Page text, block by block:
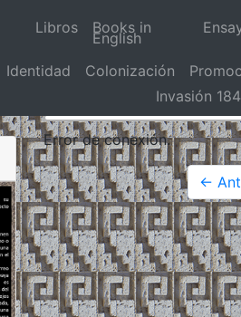
Libros Books in
English
Identidad Colonización
Invasión
Error de conexión.
←